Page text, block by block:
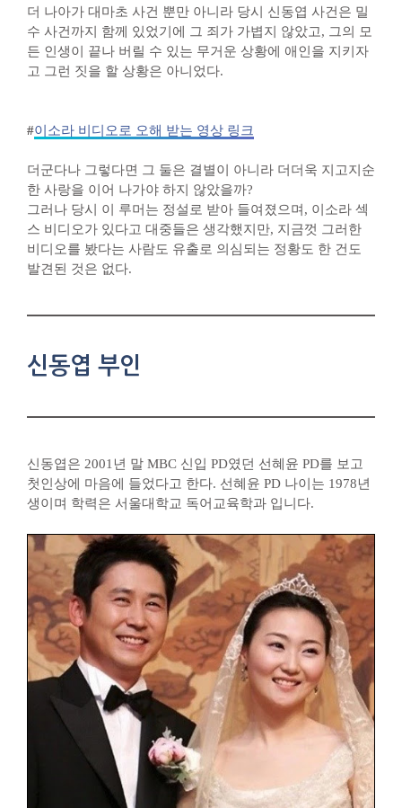
더 나아가 대마초 사건 뿐만 아니라 당시 신동엽 사건은 밀
수 사건까지 함께 있었기에 그 죄가 가볍지 않았고, 그의 모
든 인생이 끝나 버릴 수 있는 무거운 상황에 애인을 지키자
고 그런 짓을 할 상황은 아니었다.
#이소라 비디오로 오해 받는 영상 링크
더군다나 그렇다면 그 둘은 결별이 아니라 더더욱 지고지순
한 사랑을 이어 나가야 하지 않았을까?
그러나 당시 이 루머는 정설로 받아 들여졌으며, 이소라 섹
스 비디오가 있다고 대중들은 생각했지만, 지금껏 그러한
비디오를 봤다는 사람도 유출로 의심되는 정황도 한 건도
발견된 것은 없다.
신동엽 부인
신동엽은 2001년 말 MBC 신입 PD였던 선혜윤 PD를 보고
첫인상에 마음에 들었다고 한다. 선혜윤 PD 나이는 1978년
생이며 학력은 서울대학교 독어교육학과 입니다.